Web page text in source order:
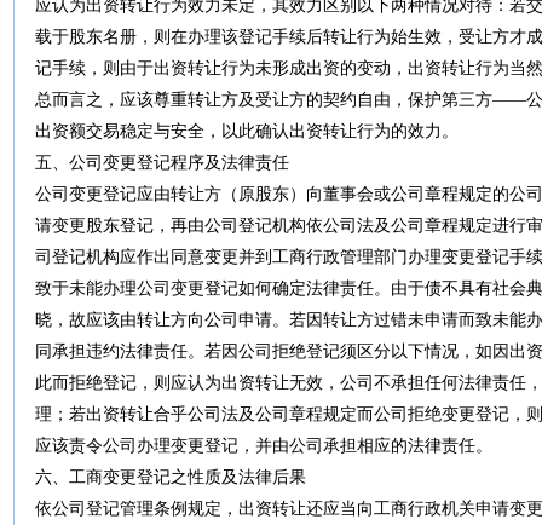
应认为出资转让行为效力未定，其效力区别以下两种情况对待：若
载于股东名册，则在办理该登记手续后转让行为始生效，受让方才
记手续，则由于出资转让行为未形成出资的变动，出资转让行为当
总而言之，应该尊重转让方及受让方的契约自由，保护第三方——
出资额交易稳定与安全，以此确认出资转让行为的效力。
五、公司变更登记程序及法律责任
公司变更登记应由转让方（原股东）向董事会或公司章程规定的公
请变更股东登记，再由公司登记机构依公司法及公司章程规定进行
司登记机构应作出同意变更并到工商行政管理部门办理变更登记手
致于未能办理公司变更登记如何确定法律责任。由于债不具有社会
晓，故应该由转让方向公司申请。若因转让方过错未申请而致未能
同承担违约法律责任。若因公司拒绝登记须区分以下情况，如因出
此而拒绝登记，则应认为出资转让无效，公司不承担任何法律责任
理；若出资转让合乎公司法及公司章程规定而公司拒绝变更登记，
应该责令公司办理变更登记，并由公司承担相应的法律责任。
六、工商变更登记之性质及法律后果
依公司登记管理条例规定，出资转让还应当向工商行政机关申请变